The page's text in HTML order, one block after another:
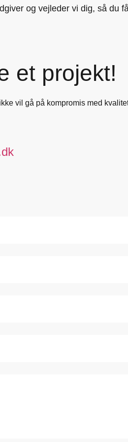
og vejleder vi dig, så du
et projekt!
vil gå på kompromis med